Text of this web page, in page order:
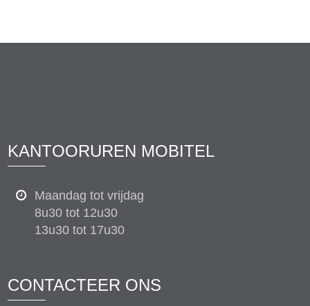
KANTOORUREN MOBITEL
Maandag tot vrijdag
8u30 tot 12u30
13u30 tot 17u30
CONTACTEER ONS